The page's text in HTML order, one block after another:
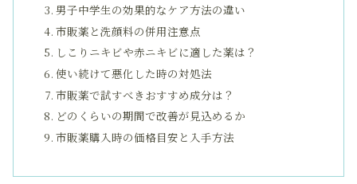
男子中学生の効果的なケア方法の違い
市販薬と洗顔料の併用注意点
しこりニキビや赤ニキビに適した薬は？
使い続けて悪化した時の対処法
市販薬で試すべきおすすめ成分は？
どのくらいの期間で改善が見込めるか
市販薬購入時の価格目安と入手方法